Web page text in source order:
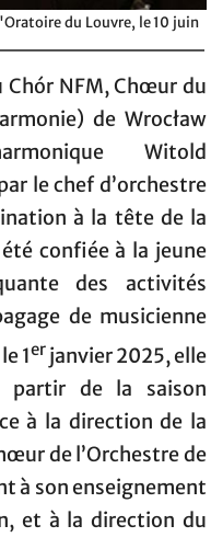
du Louvre, le 10 juin
Chór NFM, Chœur du
de Wrocław
Witold
le chef d’orchestre
à la tête de la
confiée à la jeune
des activités
de musicienne
1erjanvier 2025, elle
partir de la saison
à la direction de la
de l’Orchestre de
à son enseignement
et à la direction du